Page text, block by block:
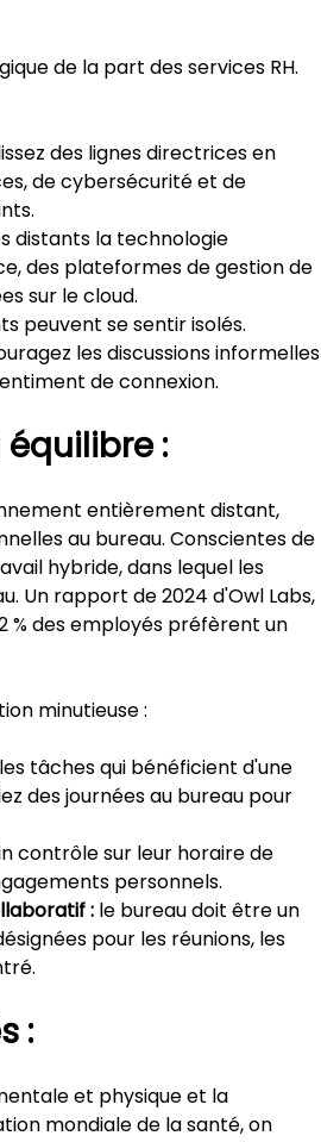
de la part des services RH.
des lignes directrices en
de cybersécurité et de
distants la technologie
des plateformes de gestion de
sur le cloud.
peuvent se sentir isolés.
les discussions informelles
de connexion.
:
entièrement distant,
au bureau. Conscientes de
hybride, dans lequel les
Un rapport de 2024 d'Owl Labs,
% des employés préfèrent un
minutieuse :
tâches qui bénéficient d'une
des journées au bureau pour
contrôle sur leur horaire de
personnels.
: le bureau doit être un
pour les réunions, les
:
et physique et la
mondiale de la santé, on